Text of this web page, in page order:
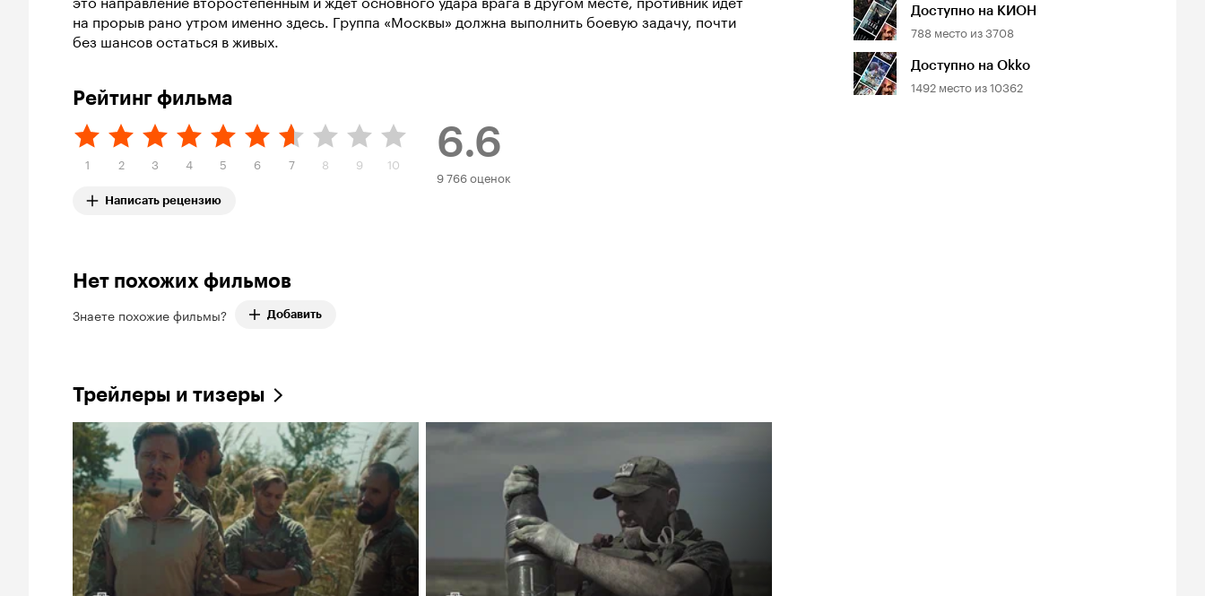
на прорыв рано утром именно здесь. Группа «Москвы» должна выполнить боевую задачу, почти
без шансов остаться в живых.
Рейтинг фильма
1 2 3 4 5 6 7 8 9 10
Написать рецензию
6.6
Рейтинг
9 766 оценок
Нет похожих фильмов
Знаете похожие фильмы? Добавить
Трейлеры и тизеры
Доступно на КИОН
788 место из3708
Доступно на Okko
1492 место из10362